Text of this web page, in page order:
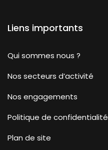
Liens importants
Qui sommes nous ?
Nos secteurs d’activité
Nos engagements
Politique de confidentialité
Plan de site